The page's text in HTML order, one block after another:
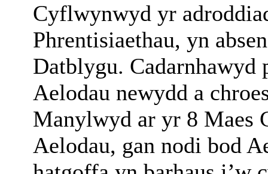
Cyflwynwyd yr
Phrentisiaethau, yn
Datblygu. Cadarnhawyd
Aelodau newydd a
Manylwyd ar yr 8 Maes
Aelodau, gan nodi bod